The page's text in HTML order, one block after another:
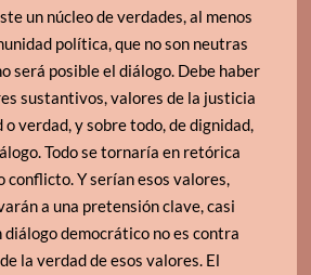
un núcleo de verdades, al menos
política, que no son neutras
será posible el diálogo. Debe haber
sustantivos, valores de la justicia
verdad, y sobre todo, de dignidad,
Todo se tornaría en retórica
conflicto. Y serían esos valores,
a una pretensión clave, casi
diálogo democrático no es contra
la verdad de esos valores. El